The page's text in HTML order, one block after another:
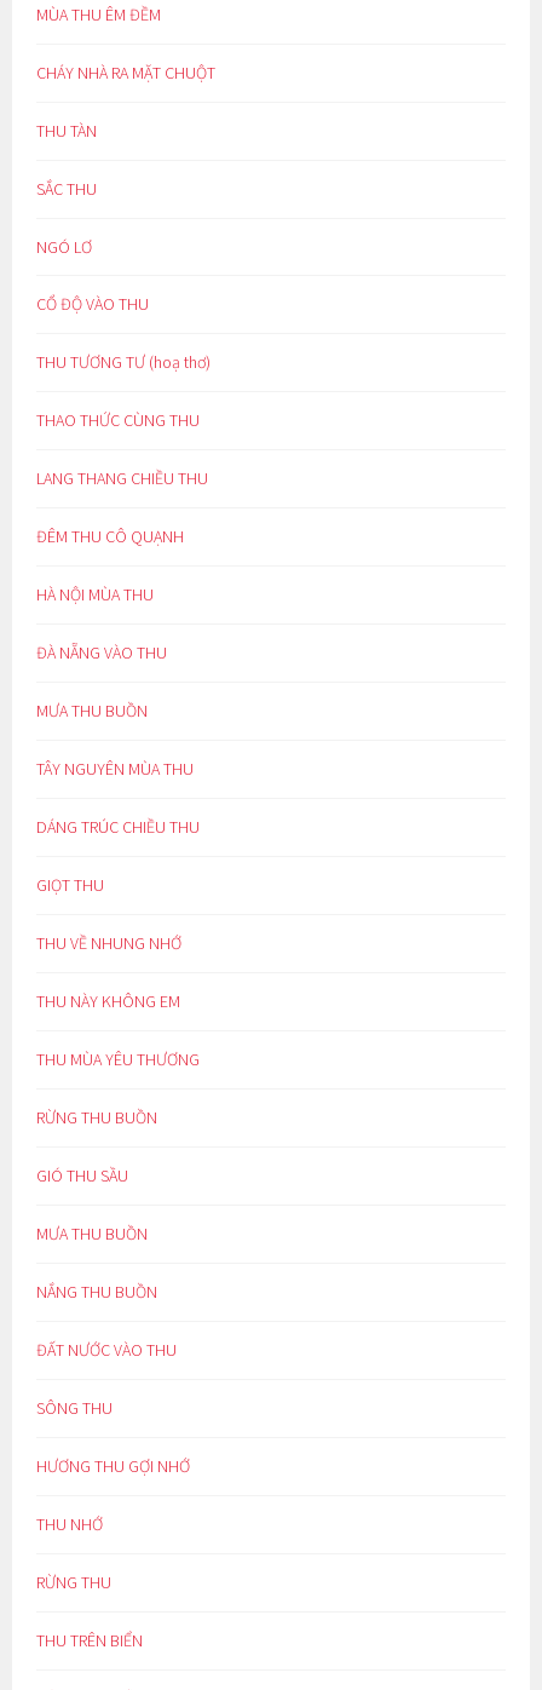
MÙA THU ÊM ĐỀM
CHÁY NHÀ RA MẶT CHUỘT
THU TÀN
SẮC THU
NGÓ LƠ
CỔ ĐỘ VÀO THU
THU TƯƠNG TƯ (hoạ thơ)
THAO THỨC CÙNG THU
LANG THANG CHIỀU THU
ĐÊM THU CÔ QUẠNH
HÀ NỘI MÙA THU
ĐÀ NẴNG VÀO THU
MƯA THU BUỒN
TÂY NGUYÊN MÙA THU
DÁNG TRÚC CHIỀU THU
GIỌT THU
THU VỀ NHUNG NHỚ
THU NÀY KHÔNG EM
THU MÙA YÊU THƯƠNG
RỪNG THU BUỒN
GIÓ THU SẦU
MƯA THU BUỒN
NẮNG THU BUỒN
ĐẤT NƯỚC VÀO THU
SÔNG THU
HƯƠNG THU GỢI NHỚ
THU NHỚ
RỪNG THU
THU TRÊN BIỂN